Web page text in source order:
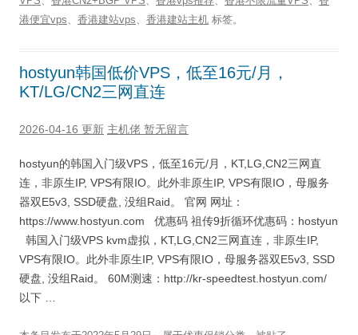
港便宜vps、 香港建站vps、 香港建站主机 标签。
hostyun韩国低价VPS，低至16元/月，
KT/LG/CN2三网直连
2026-04-16 更新 主机佬 暂无留言
hostyun的韩国入门级VPS，低至16元/月，KT,LG,CN2三网直
连，非原生IP, VPS有限IO。此外非原生IP, VPS有限IO，母服务
器双E5v3, SSD硬盘, 没组Raid。 官网 网址：
https://www.hostyun.com 优惠码 祖传9折循环优惠码：hostyun
韩国入门级VPS kvm虚拟，KT,LG,CN2三网直连，非原生IP,
VPS有限IO。此外非原生IP, VPS有限IO，母服务器双E5v3, SSD
硬盘, 没组Raid。 60M测速：http://kr-speedtest.hostyun.com/
以下 …